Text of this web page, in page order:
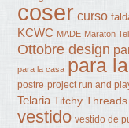
coser curso
KCWC MADE Maraton
Ottobre design
para la casa para
postre project run and
Telaria Titchy Threads
vestido vestido de